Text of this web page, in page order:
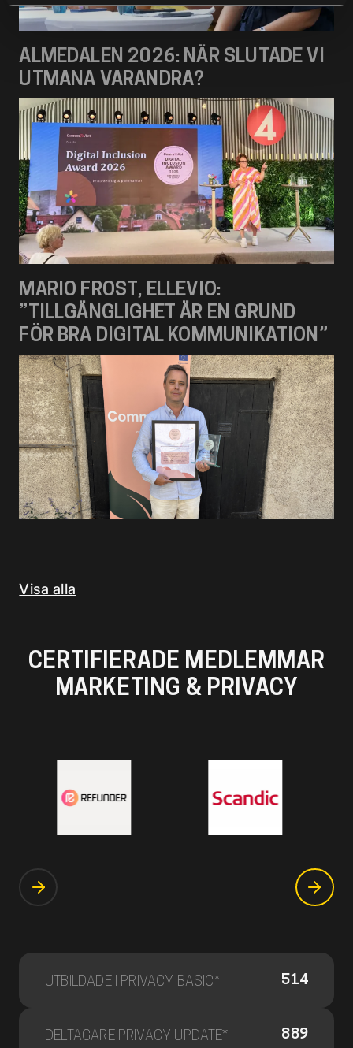
ALMEDALEN 2026: NÄR SLUTADE VI
UTMANA VARANDRA?
MARIO FROST, ELLEVIO:
”TILLGÄNGLIGHET ÄR EN GRUND
FÖR BRA DIGITAL KOMMUNIKATION”
Visa alla
CERTIFIERADE MEDLEMMAR
MARKETING & PRIVACY
UTBILDADE I PRIVACY BASIC* 514
DELTAGARE PRIVACY UPDATE* 889